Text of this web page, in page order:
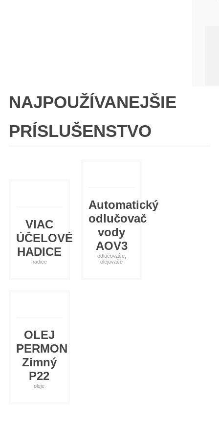
NAJPOUŽÍVANEJŠIE
PRÍSLUŠENSTVO
VIAC
ÚČELOVÉ
HADICE
hadice
Automatický
odlučovač
vody
AOV3
odlučovače,
olejovače
OLEJ
PERMON
Zimný
P22
oleje